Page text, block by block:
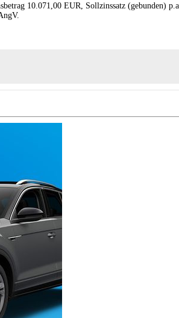
10.071,00 EUR, Sollzinssatz (gebunden)